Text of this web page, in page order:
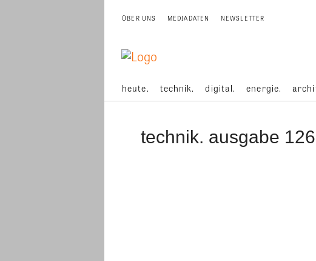
ÜBER UNS MEDIADATEN NEWSLETTER
heute. technik. digital. energie.
technik. ausgabe 126